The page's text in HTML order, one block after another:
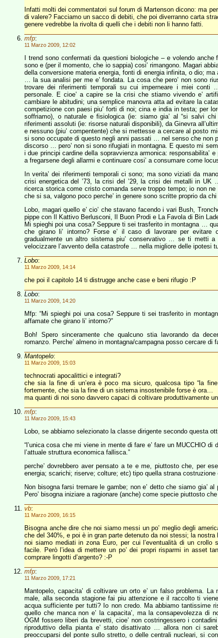
Infatti molti dei commentatori sul forum di Martenson dicono: ma
di valere? Facciamo un sacco di debiti, che poi diverranno carta
genere vedrebbe la rivolta di quelli che i debiti non li hanno fatti.
mfp:
11 Marzo 2009, 12:02
I trend sono confermati da questioni biologiche – e volendo
sono e (per il momento, che io sappia) cosi’ rimangono. Magari
della conversione materia energia, fonti di energia infinita, o dio;
… la sua analisi per me e’ fondata. La cosa che pero’ non sono
trovare dei riferimenti temporali su cui imperneare i miei conti
personale. E cioe’ a capire se la crisi che stiamo vivendo e’
cambiare le abitudini; una semplice manovra atta ad evitare la
competizione con paesi piu’ forti di noi; cina e india in testa; per
soffriamo), o naturale e fisiologica (ie: siamo gia’ al “si salvi
riferimenti assoluti (ie: risorse naturali disponibili), da Ginevra
e nessuno (piu’ compentente) che si mettesse a cercare al posto
si sono occupate di questo negli anni passati … nel senso che non
discorso … pero’ non si sono rifugiati in montagna. E questo mi
i due principi cardine della sopravvienza armonica: responsabilita’
a fregarsene degli allarmi e continuare cosi’ a consumare come
In verita’ dei riferimenti temporali ci sono; ma sono viziati da
crisi energetica del ’73, la crisi del ’29, la crisi dei metalli in UK
ricerca storica come cristo comanda serve troppo tempo; io non
che si sa, valgono poco perche’ in genere sono scritte proprio da
Lobo, magari quello e’ cio’ che stavano facendo i vari Bush,
pippe con Il Kattivo Berlusconi, Il Buon Prodi e La Favola di Bin
Mi spieghi poi una cosa? Seppure ti sei trasferito in montagna …
che girano li’ intorno? Forse e’ il caso di lavorare per
gradualmente un altro sistema piu’ conservativo … se ti
velocizzare l’avvento della catastrofe … nella migliore delle ipotesi
Lobo:
11 Marzo 2009, 14:14
che poi il capitolo 14 ti distrugge anche case e beni rifugio :P
Lobo:
11 Marzo 2009, 14:20
Mfp: “Mi spieghi poi una cosa? Seppure ti sei trasferito in
affamate che girano li’ intorno?”
Boh! Spero sinceramente che qualcuno stia lavorando da
romanzo. Perche’ almeno in montagna/campagna posso cercare
Mantopelo:
11 Marzo 2009, 15:03
technocrati apocalittici e integrati?
che sia la fine di un’era è poco ma sicuro, qualcosa tipo “la
fortemente, che sia la fine di un sistema insostenibile forse è ora…
ma quanti di noi sono davvero capaci di coltivare produttivamente
mfp:
11 Marzo 2009, 15:43
Lobo, se abbiamo selezionato la classe dirigente secondo questa
“l’unica cosa che mi viene in mente di fare e’ fare un MUCCHIO
l’attuale struttura economica fallisca.”
perche’ dovrebbero aver pensato a te e me, piuttosto che, per
energia; scarichi; riserve; colture; etc) tipo quella strana costruzione
Non bisogna farsi tremare le gambe; non e’ detto che siamo gia’
Pero’ bisogna iniziare a ragionare (anche) come specie piuttosto
vb:
11 Marzo 2009, 16:15
Bisogna anche dire che noi siamo messi un po’ meglio degli
che del 340%, e poi è in gran parte detenuto da noi stessi; la
noi siamo mediati in zona Euro, per cui l’eventualità di un crollo
facile. Però l’idea di mettere un po’ dei propri risparmi in asset
comprare lingotti d’argento? :-P
mfp:
11 Marzo 2009, 17:21
Mantopelo, capacita’ di coltivare un orto e’ un falso problema.
male, alla seconda stagione fai piu attenzione e il raccolto ti
acqua sufficiente per tutti? Io non credo. Ma abbiamo
quello che manca non e’ la capacita’, ma la consapevolezza di
OGM fossero liberi da brevetti, cioe’ non costringessero i
riproduttivo della pianta e’ stato disattivato … allora non ci
preoccuparsi del ponte sullo stretto, o delle centrali nucleari, si